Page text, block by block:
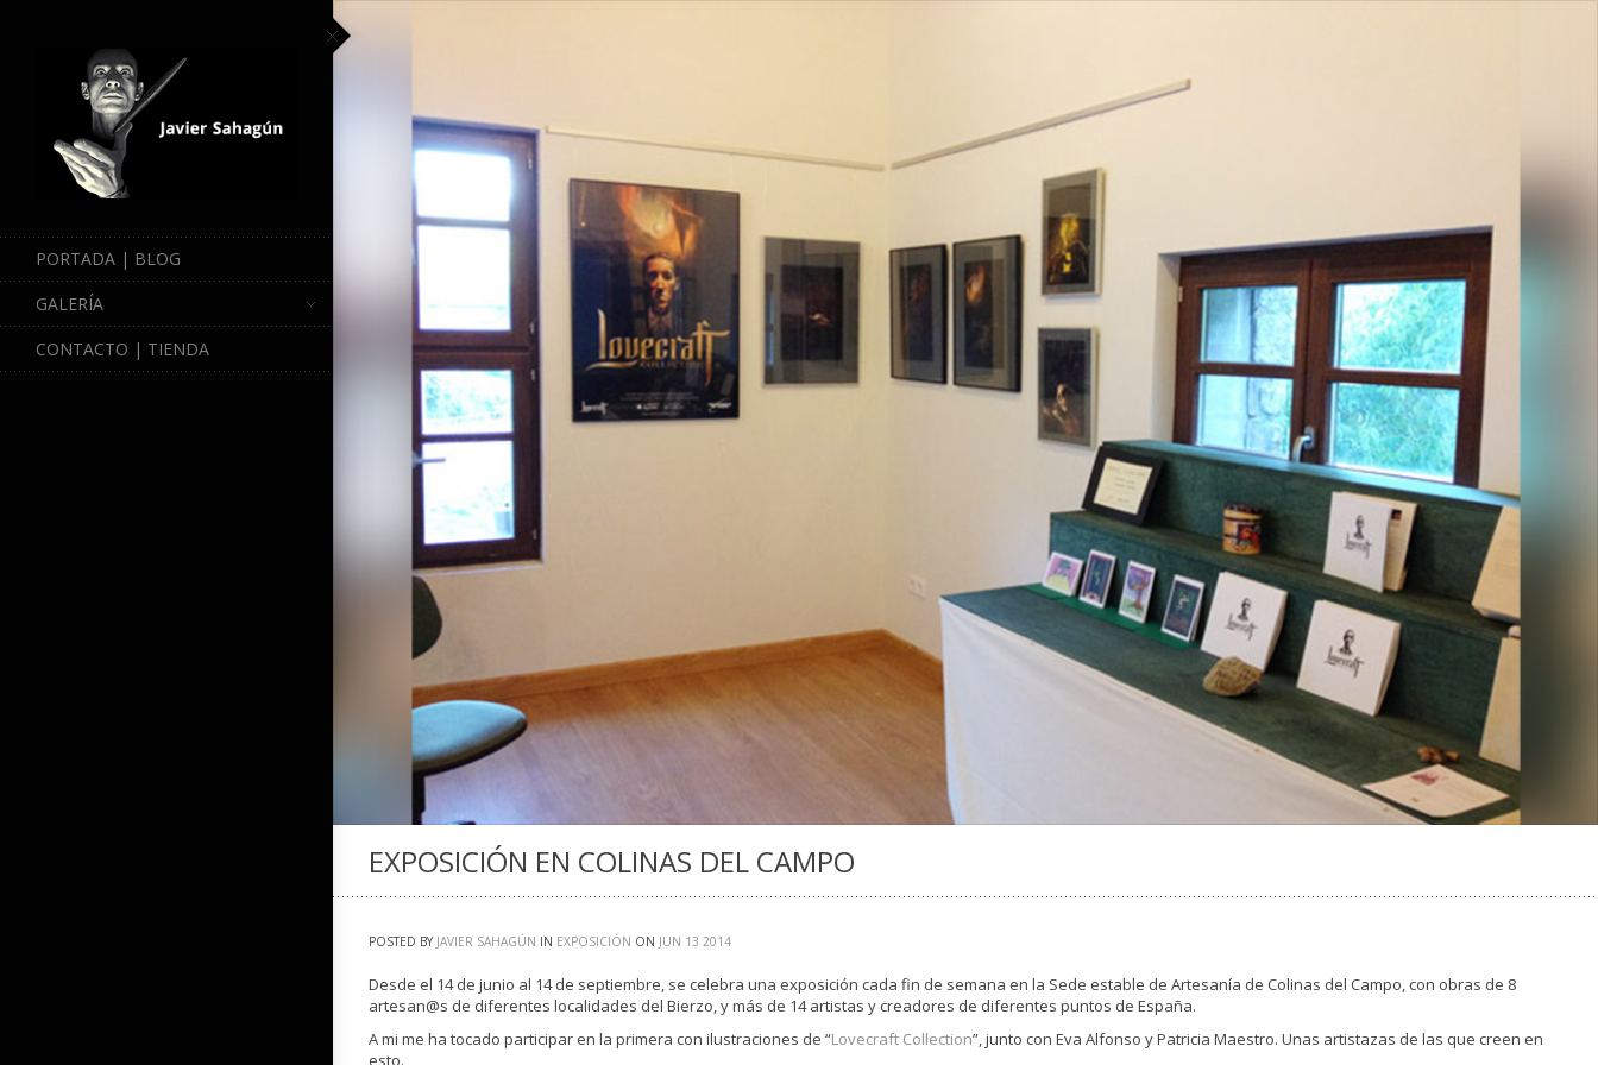
PORTADA | BLOG
GALERÍA
CONTACTO | TIENDA
EXPOSICIÓN EN COLINAS DEL CAMPO
POSTED BY JAVIER SAHAGÚN IN EXPOSICIÓN ON JUN 13 2014
Desde el 14 de junio al 14 de septiembre, se celebra una exposición cada fin de semana en la Sede estable de Artesanía de Colinas del Campo, con obras de 8
artesan@s de diferentes localidades del Bierzo, y más de 14 artistas y creadores de diferentes puntos de España.
A mi me ha tocado participar en la primera con ilustraciones de “Lovecraft Collection”, junto con Eva Alfonso y Patricia Maestro. Unas artistazas de las que creen en
esto.